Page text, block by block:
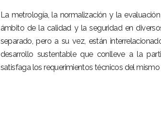
La metrología, la normalización y la
ámbito de la calidad y la seguridad en
separado, pero a su vez, están
desarrollo sustentable que conlleve a la
satisfaga los requerimientos técnicos del mismo